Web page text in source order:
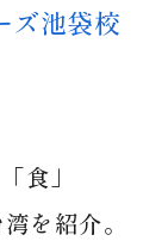
池袋校
食」
を紹介。